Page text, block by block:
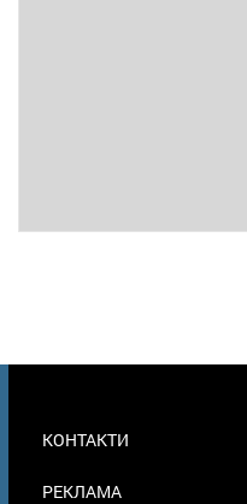
В
КОНТАКТИ
РЕКЛАМА